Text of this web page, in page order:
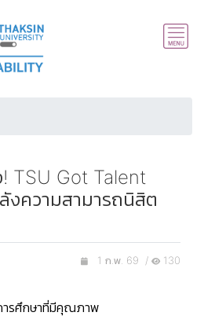
TSU Got Talent
งความสามารถนิสิต
1 ก.พ. 69 / 130
ารศึกษาที่มีคุณภาพ